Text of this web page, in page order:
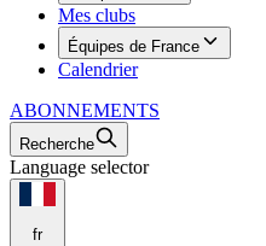
Mes clubs
Équipes de France
Calendrier
ABONNEMENTS
Recherche
Language selector
fr